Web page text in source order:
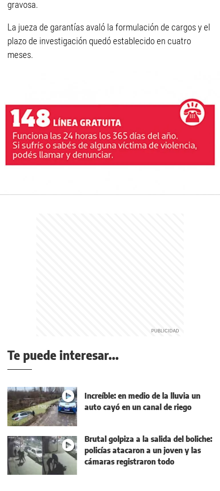
gravosa.
La jueza de garantías avaló la formulación de cargos y el
plazo de investigación quedó establecido en cuatro
meses.
Te puede interesar...
Increíble: en medio de la lluvia un
auto cayó en un canal de riego
Brutal golpiza a la salida del boliche:
policías atacaron a un joven y las
cámaras registraron todo